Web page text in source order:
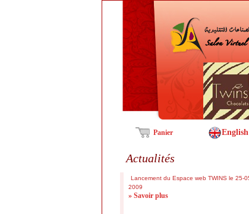
Panier English
Actualités